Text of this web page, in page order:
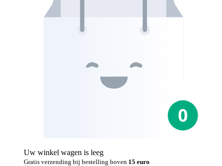
Uw winkel wagen is leeg
Gratis verzending bij bestelling boven 15 euro